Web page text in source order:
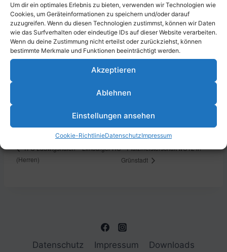
Um dir ein optimales Erlebnis zu bieten, verwenden wir Technologien wie
Cookies, um Geräteinformationen zu speichern und/oder darauf
zuzugreifen. Wenn du diesen Technologien zustimmst, können wir Daten
wie das Surfverhalten oder eindeutige IDs auf dieser Website verarbeiten.
Wenn du deine Zustimmung nicht erteilst oder zurückziehst, können
bestimmte Merkmale und Funktionen beeinträchtigt werden.
Akzeptieren
Ablehnen
Einstellungen ansehen
Cookie-RichtlinieDatenschutzImpressum
Zum Kalender hinzufügen
VERANSTALTUNGSORT
Ludwigshafen am Rhein,
TFC Ludwigshafen – Limburger HC
(Herren)
Pfalzmeisterschaft wU12 in
Grünstadt
Datenschutz Impressum Downloads